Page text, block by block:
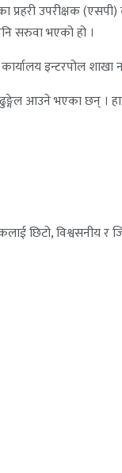
प्रहरी उपरीक्षक
सरुवा भएको हो ।
कार्यालय इन्टरपोल
आउने भएका छन् । हाल
छिटो, विश्वसनीय